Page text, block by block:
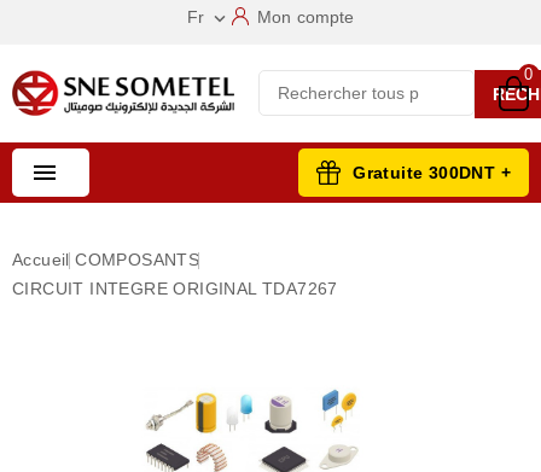
Fr  Mon compte
0
 Gratuite 300DNT +
Accueil COMPOSANTS
CIRCUIT INTEGRE ORIGINAL TDA7267